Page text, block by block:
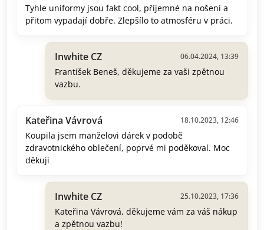
Tyhle uniformy jsou fakt cool, příjemné na nošení a
přitom vypadají dobře. Zlepšílo to atmosféru v práci.
Inwhite CZ 06.04.2024, 13:39
František Beneš, děkujeme za vaši zpětnou
vazbu.
Kateřina Vávrová 18.10.2023, 12:46
Koupila jsem manželovi dárek v podobě
zdravotnického oblečení, poprvé mi poděkoval. Moc
děkuji
Inwhite CZ 25.10.2023, 17:36
Kateřina Vávrová, děkujeme vám za váš nákup
a zpětnou vazbu!